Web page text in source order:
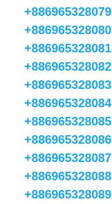
+886965328079
+886965328080
+886965328081
+886965328082
+886965328083
+886965328084
+886965328085
+886965328086
+886965328087
+886965328088
+886965328089